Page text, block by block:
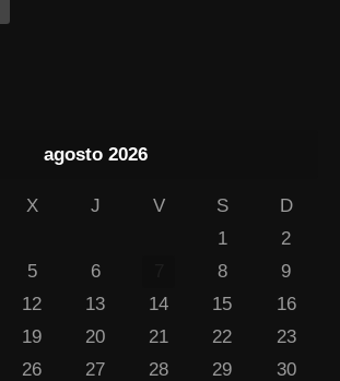
agosto 2026
X J V S
D
1
2
5 6 8
9
12 13 14 15
16
19 20 21 22
23
26 27 28 29
30